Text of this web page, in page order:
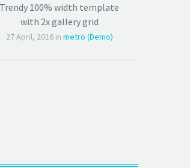
Trendy 100% width template
with 2x gallery grid
27 April, 2016 in metro (Demo)